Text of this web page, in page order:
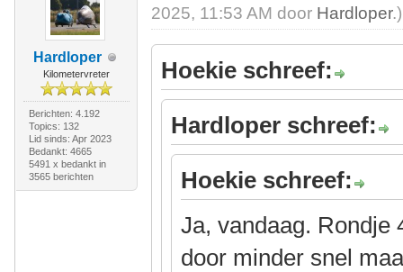
Hardloper
Kilometervreter
Berichten: 4.192
Topics: 132
Lid sinds: Apr 2023
Bedankt: 4665
5491 x bedankt in
3565 berichten
2025, 11:53 AM door Hardloper.)
Hoekie schreef:
Hardloper schreef:
Hoekie schreef:
Ja, vandaag. Rondje
door minder snel